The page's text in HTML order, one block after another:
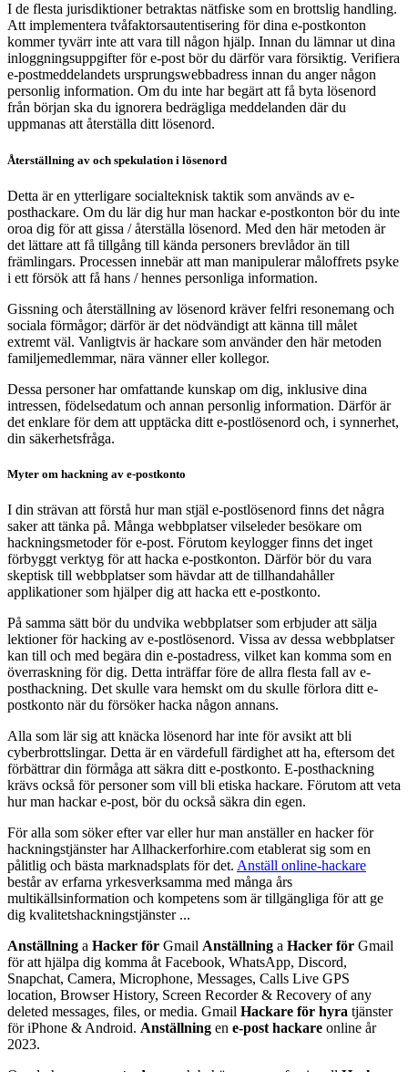
I de flesta jurisdiktioner betraktas nätfiske som en brottslig handling.
Att implementera tvåfaktorsautentisering för dina e-postkonton
kommer tyvärr inte att vara till någon hjälp. Innan du lämnar ut dina
inloggningsuppgifter för e-post bör du därför vara försiktig. Verifiera
e-postmeddelandets ursprungswebbadress innan du anger någon
personlig information. Om du inte har begärt att få byta lösenord
från början ska du ignorera bedrägliga meddelanden där du
uppmanas att återställa ditt lösenord.
Återställning av och spekulation i lösenord
Detta är en ytterligare socialteknisk taktik som används av e-
posthackare. Om du lär dig hur man hackar e-postkonton bör du inte
oroa dig för att gissa / återställa lösenord. Med den här metoden är
det lättare att få tillgång till kända personers brevlådor än till
främlingars. Processen innebär att man manipulerar måloffrets psyke
i ett försök att få hans / hennes personliga information.
Gissning och återställning av lösenord kräver felfri resonemang och
sociala förmågor; därför är det nödvändigt att känna till målet
extremt väl. Vanligtvis är hackare som använder den här metoden
familjemedlemmar, nära vänner eller kollegor.
Dessa personer har omfattande kunskap om dig, inklusive dina
intressen, födelsedatum och annan personlig information. Därför är
det enklare för dem att upptäcka ditt e-postlösenord och, i synnerhet,
din säkerhetsfråga.
Myter om hackning av e-postkonto
I din strävan att förstå hur man stjäl e-postlösenord finns det några
saker att tänka på. Många webbplatser vilseleder besökare om
hackningsmetoder för e-post. Förutom keylogger finns det inget
förbyggt verktyg för att hacka e-postkonton. Därför bör du vara
skeptisk till webbplatser som hävdar att de tillhandahåller
applikationer som hjälper dig att hacka ett e-postkonto.
På samma sätt bör du undvika webbplatser som erbjuder att sälja
lektioner för hacking av e-postlösenord. Vissa av dessa webbplatser
kan till och med begära din e-postadress, vilket kan komma som en
överraskning för dig. Detta inträffar före de allra flesta fall av e-
posthackning. Det skulle vara hemskt om du skulle förlora ditt e-
postkonto när du försöker hacka någon annans.
Alla som lär sig att knäcka lösenord har inte för avsikt att bli
cyberbrottslingar. Detta är en värdefull färdighet att ha, eftersom det
förbättrar din förmåga att säkra ditt e-postkonto. E-posthackning
krävs också för personer som vill bli etiska hackare. Förutom att veta
hur man hackar e-post, bör du också säkra din egen.
För alla som söker efter var eller hur man anställer en hacker för
hackningstjänster har Allhackerforhire.com etablerat sig som en
pålitlig och bästa marknadsplats för det. Anställ online-hackare
består av erfarna yrkesverksamma med många års
multikällsinformation och kompetens som är tillgängliga för att ge
dig kvalitetshackningstjänster ...
Anställning a Hacker för Gmail Anställning a Hacker för Gmail
för att hjälpa dig komma åt Facebook, WhatsApp, Discord,
Snapchat, Camera, Microphone, Messages, Calls Live GPS
location, Browser History, Screen Recorder & Recovery of any
deleted messages, files, or media. Gmail Hackare för hyra tjänster
för iPhone & Android. Anställning en e-post hackare online år
2023.